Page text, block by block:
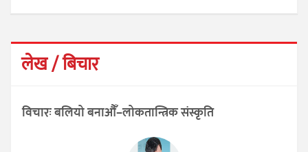
लेख / बिचार
विचारः बलियो बनाऔँ–लोकतान्त्रिक संस्कृति